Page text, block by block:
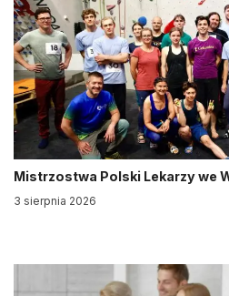
Mistrzostwa Polski Lekarzy we
3 sierpnia 2026